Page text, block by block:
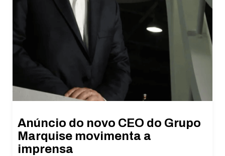
Anúncio do novo CEO do Grupo
Marquise movimenta a
imprensa